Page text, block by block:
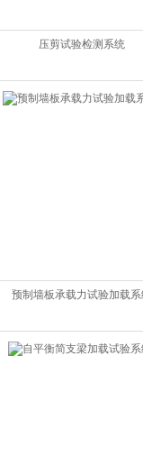
压剪试验检测系统
预制墙板承载力试验加载系